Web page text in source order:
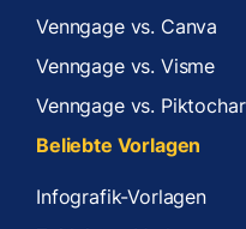
Venngage vs. Canva
Venngage vs. Visme
Venngage vs.
Beliebte Vorlagen
Infografik-Vorlagen